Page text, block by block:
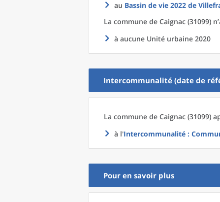
au Bassin de vie 2022 de
La commune de Caignac (31099)
à aucune Unité urbaine 2020
Intercommunalité (date de
La commune de Caignac (31099)
à l'Intercommunalité :
Pour en savoir plus